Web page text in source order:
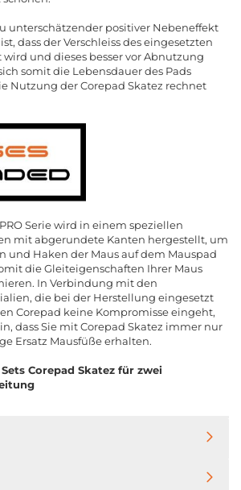
unterschätzender positiver Nebeneffekt
dass der Verschleiss des eingesetzten
und dieses besser vor Abnutzung
somit die Lebensdauer des Pads
Nutzung der Corepad Skatez rechnet
Serie wird in einem speziellen
mit abgerundete Kanten hergestellt, um
und Haken der Maus auf dem Mauspad
die Gleiteigenschaften Ihrer Maus
In Verbindung mit den
die bei der Herstellung eingesetzt
Corepad keine Kompromisse eingeht,
dass Sie mit Corepad Skatez immer nur
Ersatz Mausfüße erhalten.
Corepad Skatez für zwei